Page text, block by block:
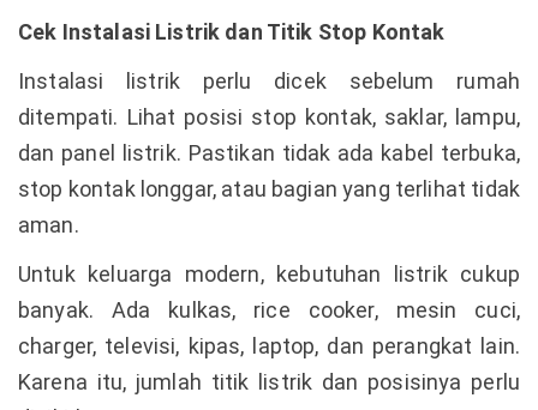
Cek Instalasi Listrik dan Titik Stop Kontak
Instalasi listrik perlu dicek sebelum rumah
ditempati. Lihat posisi stop kontak, saklar, lampu,
dan panel listrik. Pastikan tidak ada kabel terbuka,
stop kontak longgar, atau bagian yang terlihat tidak
aman.
Untuk keluarga modern, kebutuhan listrik cukup
banyak. Ada kulkas, rice cooker, mesin cuci,
charger, televisi, kipas, laptop, dan perangkat lain.
Karena itu, jumlah titik listrik dan posisinya perlu